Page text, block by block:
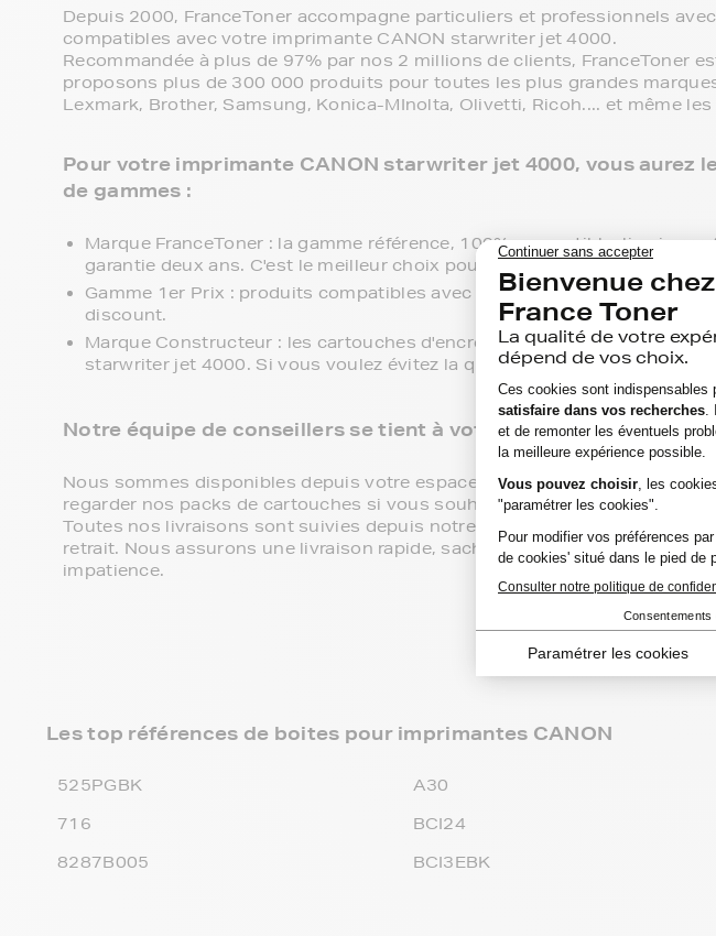
Depuis 2000, FranceToner accompagne particuliers et professionnels
compatibles avec votre imprimante CANON starwriter jet 4000.
Recommandée à plus de 97% par nos 2 millions de clients, FranceToner
proposons plus de 300 000 produits pour toutes les plus grandes
Lexmark, Brother, Samsung, Konica-MInolta, Olivetti, Ricoh.... et même
Pour votre imprimante CANON starwriter jet 4000, vous aurez
de gammes :
Marque FranceToner : la gamme référence, 100% compatible, livraison
garantie deux ans. C'est le meilleur choix pour obtenir une haute qualité
Gamme 1er Prix : produits compatibles avec votre imprimante CANON
discount.
Marque Constructeur : les cartouches d'encre du constructeur de votre
starwriter jet 4000. Si vous voulez évitez la queue en magasin, il vous
Notre équipe de conseillers se tient à votre disposition si vous
Nous sommes disponibles depuis votre espace client ou directement par
regarder nos packs de cartouches si vous souhaitez optimiser le coût à la
Toutes nos livraisons sont suivies depuis notre entrepôt à leur arrivée
retrait. Nous assurons une livraison rapide, sachant que votre commande
impatience.
Les top références de boites pour imprimantes CANON
525PGBK
716
8287B005
A30
BCI24
BCI3EBK